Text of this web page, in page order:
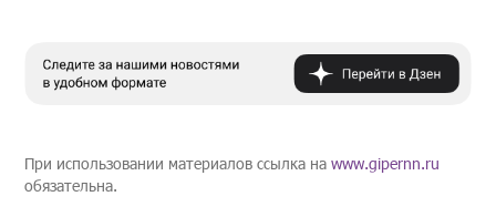
При использовании материалов ссылка наwww.gipernn.ru
обязательна.